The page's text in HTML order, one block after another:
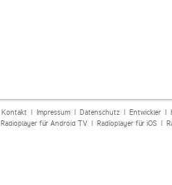
Kontakt| Impressum| Datenschutz| Entwickler|
Radioplayer für Android TV| Radioplayer für iOS|